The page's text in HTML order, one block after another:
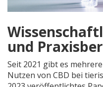
und
Seit 2021 gibt es
Nutzen von CBD bei